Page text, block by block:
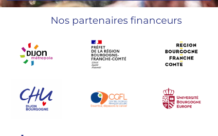
Nos partenaires financeurs